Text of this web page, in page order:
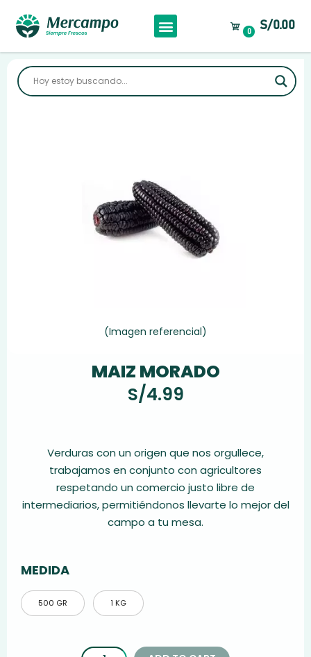
0 S/0.00
(Imagen referencial)
MAIZ MORADO
S/4.99
Verduras con un origen que nos orgullece,
trabajamos en conjunto con agricultores
respetando un comercio justo libre de
intermediarios, permitiéndonos llevarte lo mejor del
campo a tu mesa.
MEDIDA
500 GR 1 KG